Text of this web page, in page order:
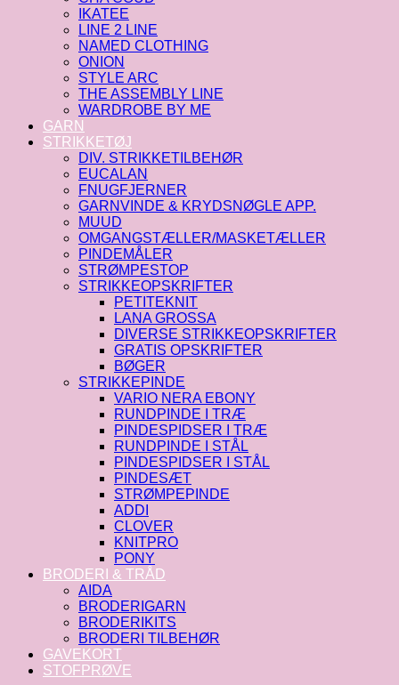
IKATEE
LINE 2 LINE
NAMED CLOTHING
ONION
STYLE ARC
THE ASSEMBLY LINE
WARDROBE BY ME
GARN
STRIKKETØJ
DIV. STRIKKETILBEHØR
EUCALAN
FNUGFJERNER
GARNVINDE & KRYDSNØGLE APP.
MUUD
OMGANGSTÆLLER/MASKETÆLLER
PINDEMÅLER
STRØMPESTOP
STRIKKEOPSKRIFTER
PETITEKNIT
LANA GROSSA
DIVERSE STRIKKEOPSKRIFTER
GRATIS OPSKRIFTER
BØGER
STRIKKEPINDE
VARIO NERA EBONY
RUNDPINDE I TRÆ
PINDESPIDSER I TRÆ
RUNDPINDE I STÅL
PINDESPIDSER I STÅL
PINDESÆT
STRØMPEPINDE
ADDI
CLOVER
KNITPRO
PONY
BRODERI & TRÅD
AIDA
BRODERIGARN
BRODERIKITS
BRODERI TILBEHØR
GAVEKORT
STOFPRØVE